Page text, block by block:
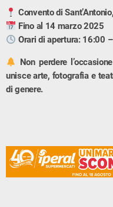
Convento di
Fino al 14 marzo 2025
Orari di apertura: 16:00
Non perdere
unisce arte, fotografia e
di genere.